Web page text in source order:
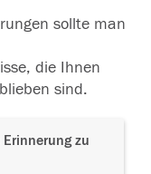
sollte man
die Ihnen
sind.
zu